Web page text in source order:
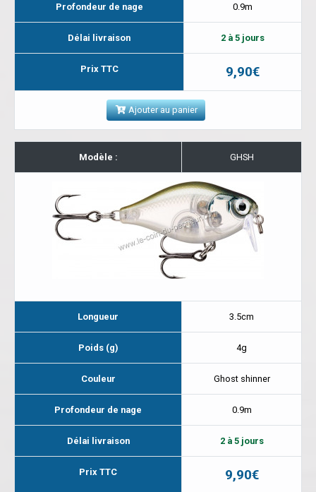
Profondeur de nage 0.9m
Délai livraison 2 à 5 jours
Prix TTC 9,90€
Ajouter au panier
Modèle : GHSH
Longueur 3.5cm
Poids (g) 4g
Couleur Ghost shinner
Profondeur de nage 0.9m
Délai livraison 2 à 5 jours
Prix TTC 9,90€